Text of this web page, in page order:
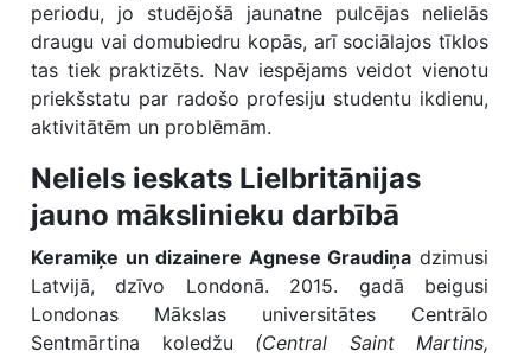
periodu, jo studējošā jaunatne pulcējas nelielās
draugu vai domubiedru kopās, arī sociālajos tīklos
tas tiek praktizēts. Nav iespējams veidot vienotu
priekšstatu par radošo profesiju studentu ikdienu,
aktivitātēm un problēmām.
Neliels ieskats Lielbritānijas
jauno mākslinieku darbībā
Keramiķe un dizainere Agnese Graudiņa dzimusi
Latvijā, dzīvo Londonā. 2015. gadā beigusi
Londonas Mākslas universitātes Centrālo
Sentmārtina koledžu (Central Saint Martins,